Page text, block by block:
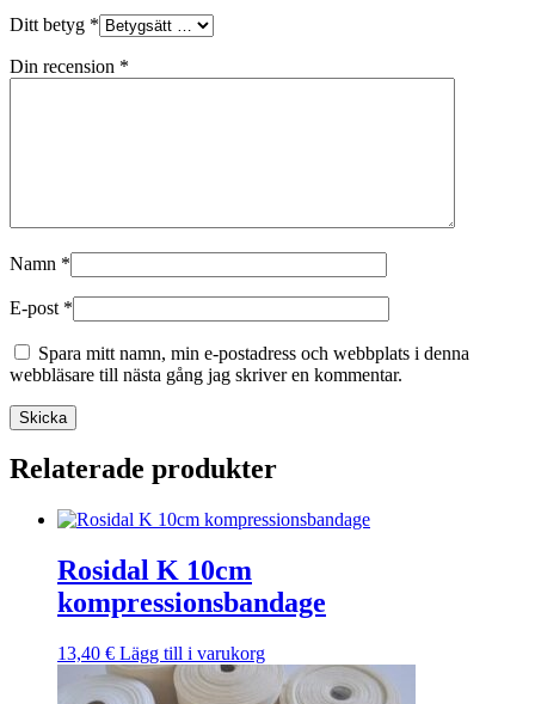
Ditt betyg *
Din recension *
Namn *
E-post *
Spara mitt namn, min e-postadress och webbplats i denna
webbläsare till nästa gång jag skriver en kommentar.
Skicka
Relaterade produkter
Rosidal K 10cm
kompressionsbandage
13,40 € Lägg till i varukorg